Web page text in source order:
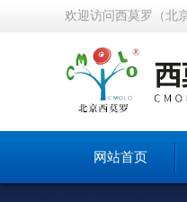
欢迎访问西莫罗（北
网站首页